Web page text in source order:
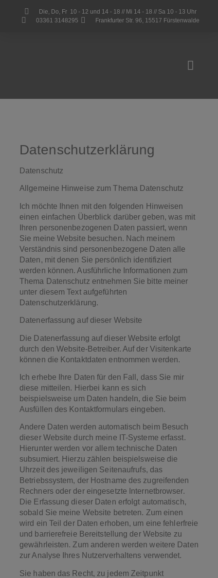
Die, Do, Fr 10 - 12 und 14 - 18 // Mi 14 - 18 // Sa 10 - 13 Uhr
03361 3148295
Frankfurter Str. 96, 15517 Fürstenwalde
Datenschutzerklärung
Datenschutz
Allgemeine Hinweise zum Thema Datenschutz
Ich möchte Ihnen mit den folgenden Hinweisen
einen einfachen Überblick darüber geben, was mit
Ihren personenbezogenen Daten passiert, wenn
Sie meine Website besuchen. Nach meinem
Verständnis sind personenbezogene Daten alle
Daten, mit denen Sie persönlich identifiziert
werden können. Ausführliche Informationen zum
Thema Datenschutz entnehmen Sie bitte meiner
unter diesem Text aufgeführten
Datenschutzerklärung.
Datenerfassung auf dieser Website
Die Datenerfassung auf dieser Website erfolgt
durch den Website-Betreiber. Auf der Visitenkarte
können die Kontaktdaten entnommen werden.
Ich erhebe Ihre Daten für den Fall, dass Sie mir
diese mitteilen. Hierbei kann es sich
beispielsweise um Daten handeln, die Sie beim
Ausfüllen des Kontaktformulars eingeben.
Andere Daten werden automatisch beim Besuch
dieser Website durch meine IT-Systeme erfasst.
Hierunter werden vor allem technische Daten
subsumiert. Hierzu zählen beispielsweise die
Uhrzeit des jeweiligen Seitenaufrufs, das
Betriebssystem, der Hostname des zugreifenden
Rechners oder der eingesetzte Internetbrowser.
Die Erfassung dieser Daten erfolgt automatisch,
sobald Sie meine Website betreten. Zum einen
wird ein Teil der Daten erhoben, um eine fehlerfreie
und barrierefreie Bereitstellung der Website zu
gewährleisten. Zum anderen werden weitere Daten
zur Analyse Ihres Nutzerverhaltens verwendet.
Sie haben das Recht, zu jedem Zeitpunkt